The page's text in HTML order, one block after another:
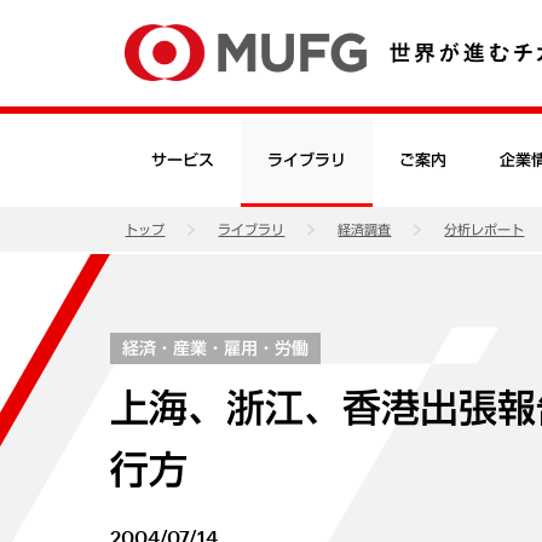
サービス ライブラリ ご案内 企業
トップ ライブラリ 経済調査 分析レポート
経済・産業・雇用・労働
上海、浙江、香港出張
行方
2004/07/14